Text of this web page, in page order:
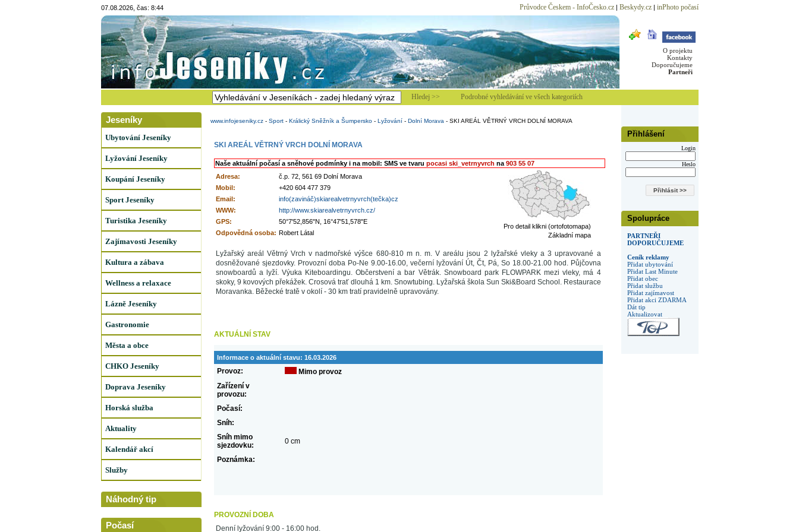
07.08.2026, čas: 8:44 Průvodce Českem - InfoČesko.cz| Beskydy.cz| inPhoto počasí
O projektu
Kontakty
Doporučujeme
Partneři
Hledej >> Podrobné vyhledávání ve všech kategoriích
Přihlášení
Login
Heslo
Spolupráce
PARTNEŘI
DOPORUČUJEME
Ceník reklamy
Přidat ubytování
Přidat Last Minute
Přidat obec
Přidat službu
Přidat zajímavost
Přidat akci ZDARMA
Dát tip
Aktualizovat
Jeseníky
Ubytování Jeseníky
Lyžování Jeseníky
Koupání Jeseníky
Sport Jeseníky
Turistika Jeseníky
Zajímavosti Jeseníky
Kultura a zábava
Wellness a relaxace
Lázně Jeseníky
Gastronomie
Města a obce
CHKO Jeseníky
Doprava Jeseníky
Horská služba
Aktuality
Kalendář akcí
Služby
Náhodný tip
Počasí
www.infojeseniky.cz- Sport- Králický Sněžník a Šumpersko- Lyžování- Dolní Morava - SKI AREÁL VĚTRNÝ VRCH DOLNÍ MORAVA
SKI AREÁL VĚTRNÝ VRCH DOLNÍ MORAVA
Naše aktuální počasí a sněhové podmínky i na mobil: SMS ve tvaru pocasi ski_vetrnyvrch na 903 55 07
Adresa:
č.p. 72, 561 69 Dolní Morava
Mobil:
+420 604 477 379
Email:
info(zavináč)skiarealvetrnyvrch(tečka)cz
WWW:
http://www.skiarealvetrnyvrch.cz/
GPS:
50°7'52,856"N, 16°47'51,578"E
Odpovědná osoba: Robert Látal
Pro detail klikni (ortofotomapa)
Základní mapa
Lyžařský areál Větrný Vrch v nadmořské výšce 680-810 m n. m. V areálu jsou 2 lyžařské vleky a 3 upravované a
dosněžované sjezdovky. Provozní doba Po-Ne 9.00-16.00, večerní lyžování Út, Čt, Pá, So 18.00-21.00 hod. Půjčovna
snowboardů a lyží. Výuka Kiteboardingu. Občerstvení a bar Větrák. Snowboard park FLOWPARK mezi vleky, má 4
skoky, 9 kovových překážek. Crosová trať dlouhá 1 km. Snowtubing. Lyžařská škola Sun Ski&Board School. Restaurace
Moravanka. Běžecké tratě v okolí - 30 km tratí pravidelně upravovány.
AKTUÁLNÍ STAV
Informace o aktuální stavu: 16.03.2026
Provoz:
Mimo provoz
Zařízení v
provozu:
Počasí:
Sníh:
Sníh mimo
sjezdovku:
0 cm
Poznámka:
PROVOZNÍ DOBA
Denní lyžování 9:00 - 16:00 hod.